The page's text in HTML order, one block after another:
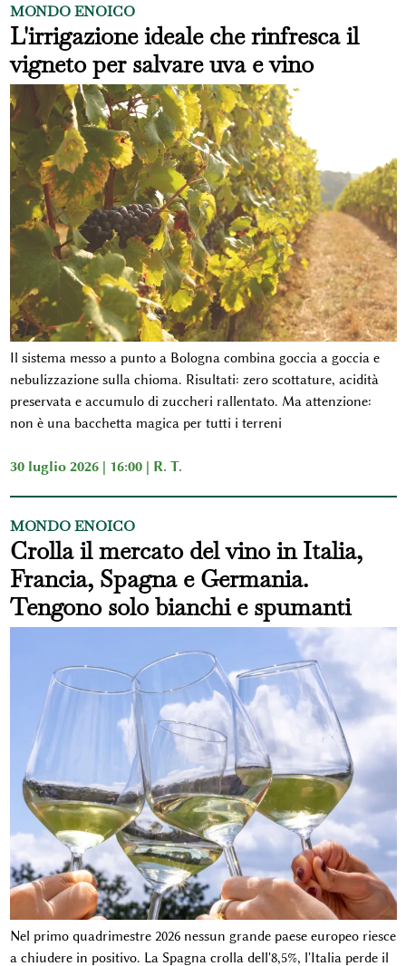
MONDO ENOICO
L'irrigazione ideale che rinfresca il
vigneto per salvare uva e vino
Il sistema messo a punto a Bologna combina goccia a goccia e
nebulizzazione sulla chioma. Risultati: zero scottature, acidità
preservata e accumulo di zuccheri rallentato. Ma attenzione:
non è una bacchetta magica per tutti i terreni
30 luglio 2026 | 16:00 | R. T.
MONDO ENOICO
Crolla il mercato del vino in Italia,
Francia, Spagna e Germania.
Tengono solo bianchi e spumanti
Nel primo quadrimestre 2026 nessun grande paese europeo riesce
a chiudere in positivo. La Spagna crolla dell'8,5%, l'Italia perde il